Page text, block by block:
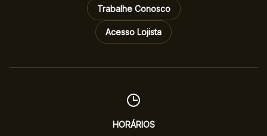
Trabalhe Conosco
Acesso Lojista
HORÁRIOS